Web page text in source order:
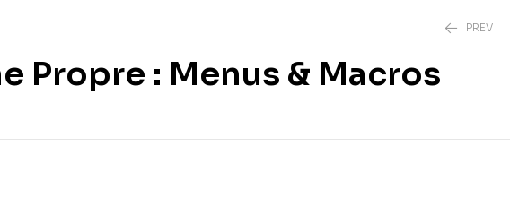
PREV
Propre : Menus & Macros